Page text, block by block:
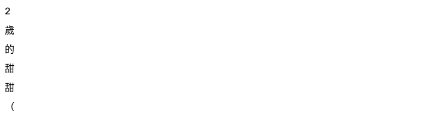
2
歲
的
甜
甜
（